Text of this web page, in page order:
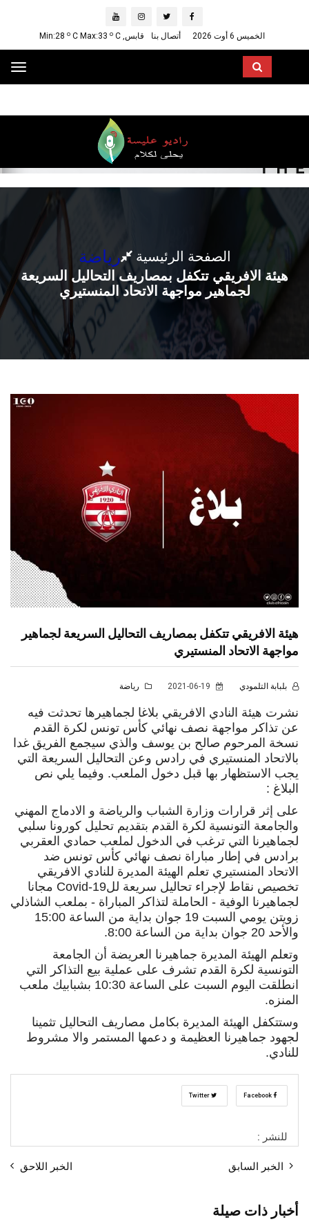
الخميس 6 أوت 2026 أتصال بنا قابس, Min:28 o C Max:33 o C
الصفحة الرئيسية رياضة
هيئة الافريقي تتكفل بمصاريف التحاليل السريعة
لجماهير مواجهة الاتحاد المنستيري
هيئة الافريقي تتكفل بمصاريف التحاليل السريعة لجماهير
مواجهة الاتحاد المنستيري
بلبابة التلمودي رياضة
نشرت هيئة النادي الافريقي بلاغا لجماهيرها تحدثت فيه
عن تذاكر مواجهة نصف نهائي كأس تونس لكرة القدم
نسخة المرحوم صالح بن يوسف والذي سيجمع الفريق غدا
بالاتحاد المنستيري في رادس وعن التحاليل السريعة التي
يجب الاستظهار بها قبل دخول الملعب. وفيما يلي نص
البلاغ :
على إثر قرارات وزارة الشباب والرياضة و الادماج المهني
والجامعة التونسية لكرة القدم بتقديم تحليل كورونا سلبي
لجماهيرنا التي ترغب في الدخول لملعب حمادي العقربي
برادس في إطار مباراة نصف نهائي كأس تونس ضد
الاتحاد المنستيري تعلم الهيئة المديرة للنادي الافريقي
تخصيص نقاط لإجراء تحاليل سريعة للCovid-19 مجانا
لجماهيرنا الوفية - الحاملة لتذاكر المباراة - بملعب الشاذلي
زويتن يومي السبت 19 جوان بداية من الساعة 15:00
والأحد 20 جوان بداية من الساعة 8:00
.
وتعلم الهيئة المديرة جماهيرنا العريضة أن الجامعة
التونسية لكرة القدم تشرف على عملية بيع التذاكر التي
انطلقت اليوم السبت على الساعة 10:30 بشبابيك ملعب
المنزه.
وستتكفل الهيئة المديرة بكامل مصاريف التحاليل تثمينا
لجهود جماهيرنا العظيمة و دعمها المستمر والا مشروط
للنادي.
للنشر :
الخبر السابق الخبر اللاحق
أخبار ذات صيلة